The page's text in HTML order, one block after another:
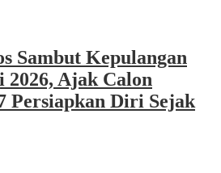
Sambut Kepulangan
2026, Ajak Calon
Persiapkan Diri Sejak